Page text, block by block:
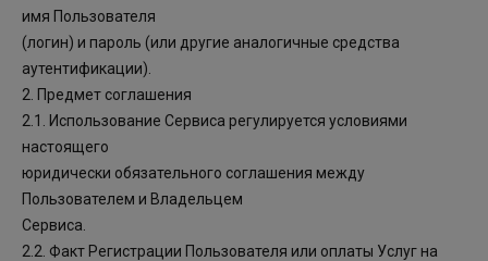
имя Пользователя
(логин) и пароль (или другие аналогичные средства
аутентификации).
2. Предмет соглашения
2.1. Использование Сервиса регулируется условиями
настоящего
юридически обязательного соглашения между
Пользователем и Владельцем
Сервиса.
2.2. Факт Регистрации Пользователя или оплаты Услуг на